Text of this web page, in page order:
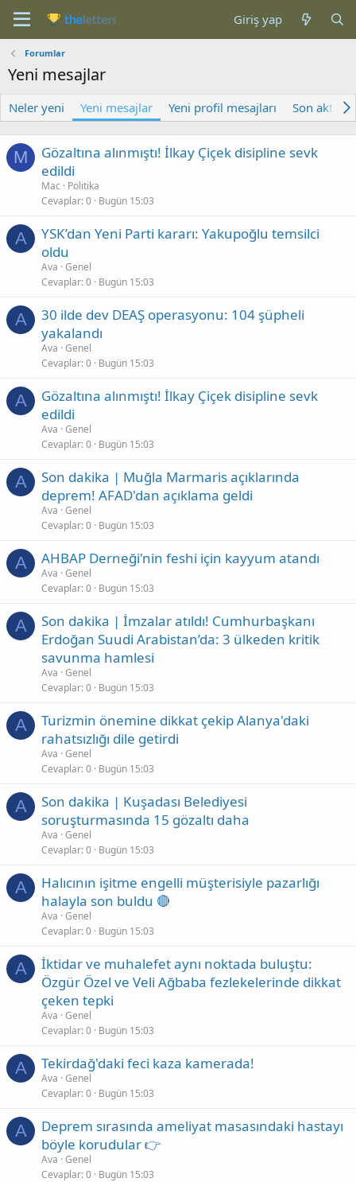
Giriş yap
Forumlar
Yeni mesajlar
Neler yeni Yeni mesajlar Yeni profil mesajları Son aktivite
M
Gözaltına alınmıştı! İlkay Çiçek disipline sevk
edildi
Mac
Politika
Cevaplar 0 Bugün 15:03
A
YSK’dan Yeni Parti kararı: Yakupoğlu temsilci
oldu
Ava Genel
Cevaplar 0 Bugün 15:03
A
30 ilde dev DEAŞ operasyonu: 104 şüpheli
yakalandı
Ava Genel
Cevaplar 0 Bugün 15:03
A
Gözaltına alınmıştı! İlkay Çiçek disipline sevk
edildi
Ava Genel
Cevaplar 0 Bugün 15:03
A
Son dakika | Muğla Marmaris açıklarında
deprem! AFAD'dan açıklama geldi
Ava Genel
Cevaplar 0 Bugün 15:03
A AHBAP Derneği'nin feshi için kayyum atandı
Ava Genel
Cevaplar 0 Bugün 15:03
A
Son dakika | İmzalar atıldı! Cumhurbaşkanı
Erdoğan Suudi Arabistan’da: 3 ülkeden kritik
savunma hamlesi
Ava Genel
Cevaplar 0 Bugün 15:03
A
Turizmin önemine dikkat çekip Alanya'daki
rahatsızlığı dile getirdi
Ava Genel
Cevaplar 0 Bugün 15:03
A
Son dakika | Kuşadası Belediyesi
soruşturmasında 15 gözaltı daha
Ava Genel
Cevaplar 0 Bugün 15:03
A
Halıcının işitme engelli müşterisiyle pazarlığı
halayla son buldu 🔴
Ava Genel
Cevaplar 0 Bugün 15:03
A
İktidar ve muhalefet aynı noktada buluştu:
Özgür Özel ve Veli Ağbaba fezlekelerinde dikkat
çeken tepki
Ava Genel
Cevaplar 0 Bugün 15:03
A Tekirdağ'daki feci kaza kamerada!
Ava Genel
Cevaplar 0 Bugün 15:03
A
Deprem sırasında ameliyat masasındaki hastayı
böyle korudular 👉
Ava Genel
Cevaplar 0 Bugün 15:03